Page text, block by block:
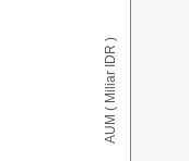
AUM ( Miliar IDR )